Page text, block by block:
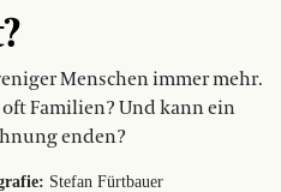
Menschen immer mehr.
Familien? Und kann ein
enden?
Stefan Fürtbauer